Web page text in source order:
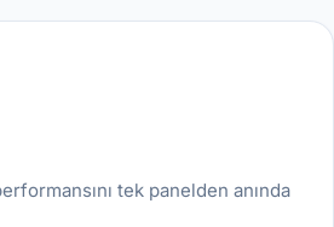
tek panelden anında